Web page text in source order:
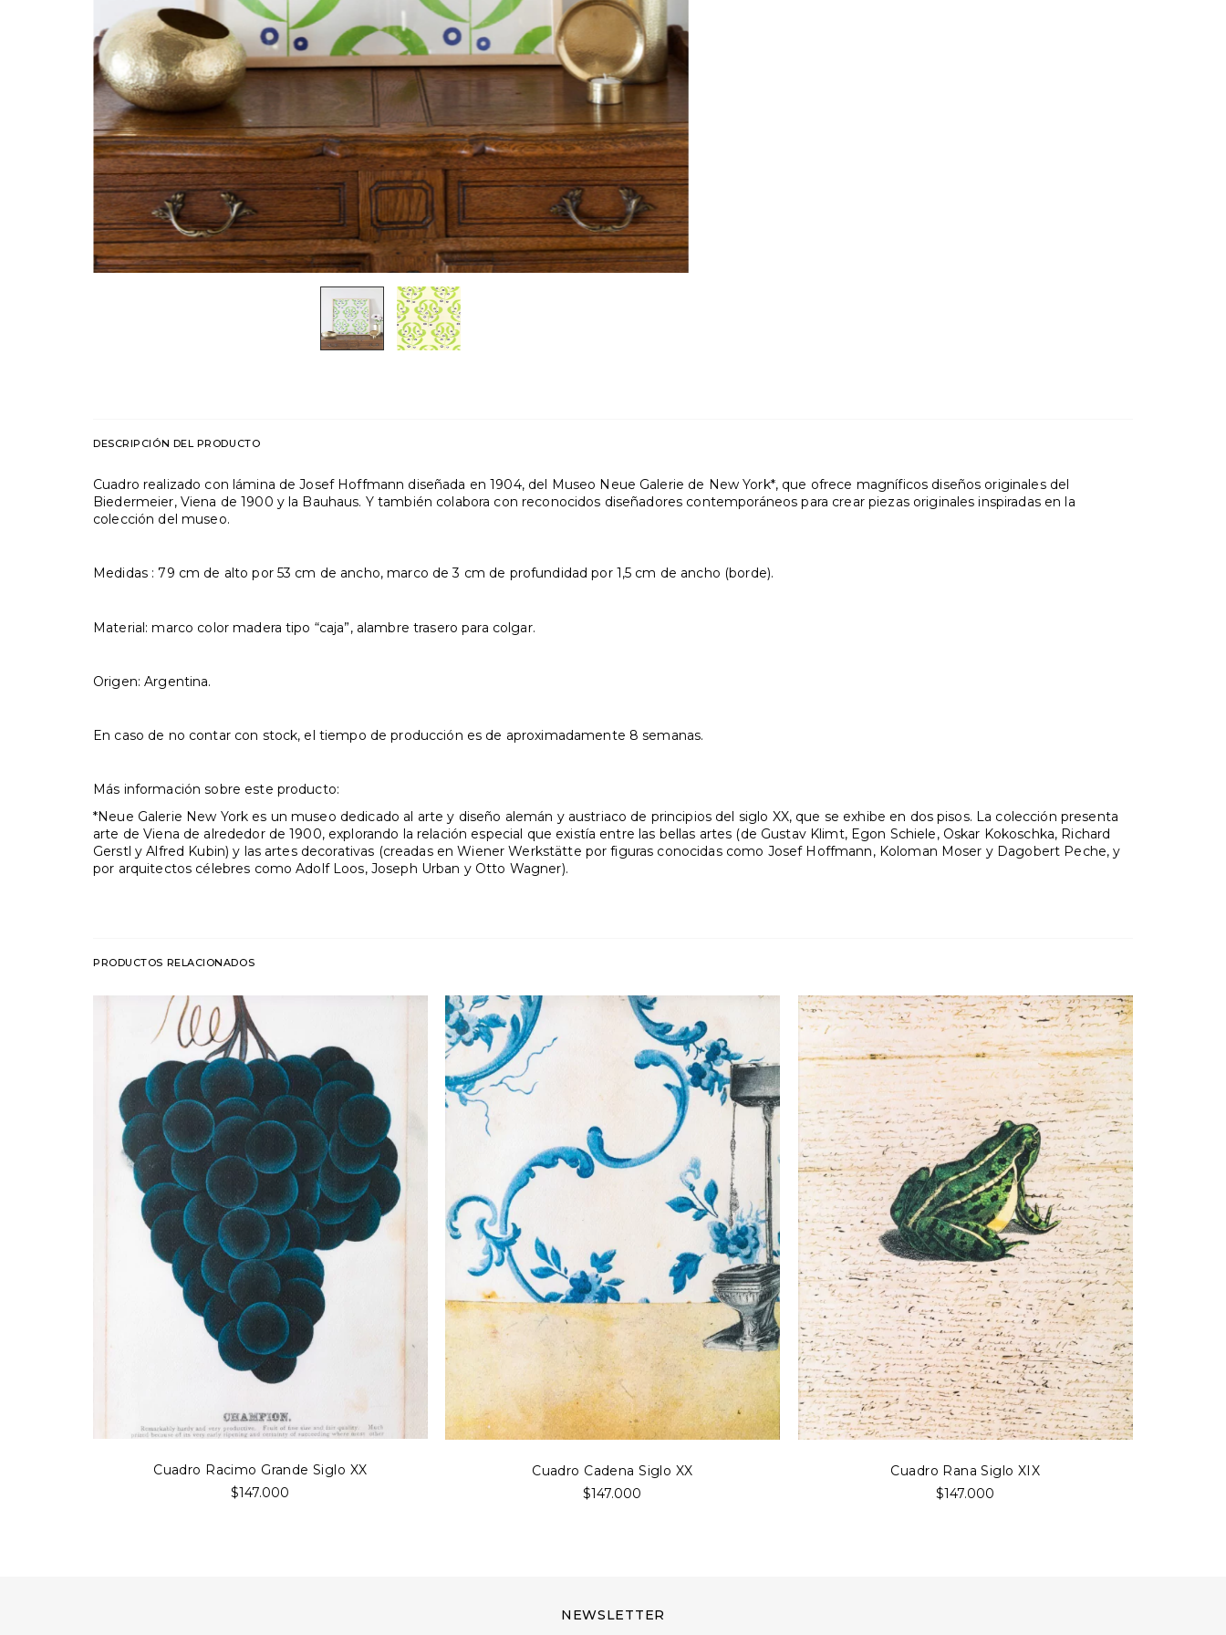
DESCRIPCIÓN DEL PRODUCTO
Cuadro realizado con lámina de Josef Hoffmann diseñada en 1904, del Museo Neue Galerie de New York*, que ofrece magníficos diseños originales del
Biedermeier, Viena de 1900 y la Bauhaus. Y también colabora con reconocidos diseñadores contemporáneos para crear piezas originales inspiradas en la
colección del museo.
Medidas :79 cm de alto por 53 cm de ancho, marco de 3 cm de profundidad por 1,5 cm de ancho (borde).
Material: marco color madera tipo “caja”, alambre trasero para colgar.
Origen: Argentina.
En caso de no contar con stock, el tiempo de producción es de aproximadamente 8 semanas.
Más información sobre este producto:
*Neue Galerie New York es un museo dedicado al arte y diseño alemán y austriaco de principios del siglo XX, que se exhibe en dos pisos. La colección presenta
arte de Viena de alrededor de 1900, explorando la relación especial que existía entre las bellas artes (de Gustav Klimt, Egon Schiele, Oskar Kokoschka, Richard
Gerstl y Alfred Kubin) y las artes decorativas (creadas en Wiener Werkstätte por figuras conocidas como Josef Hoffmann, Koloman Moser y Dagobert Peche, y
por arquitectos célebres como Adolf Loos, Joseph Urban y Otto Wagner).
PRODUCTOS RELACIONADOS
Cuadro Racimo Grande Siglo XX
$147.000
Cuadro Cadena Siglo XX
$147.000
Cuadro Rana Siglo XIX
$147.000
NEWSLETTER